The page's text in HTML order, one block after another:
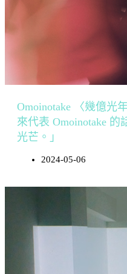
Omoinotake 〈幾億
來代表 Omoinotake
光芒。」
2024-05-06